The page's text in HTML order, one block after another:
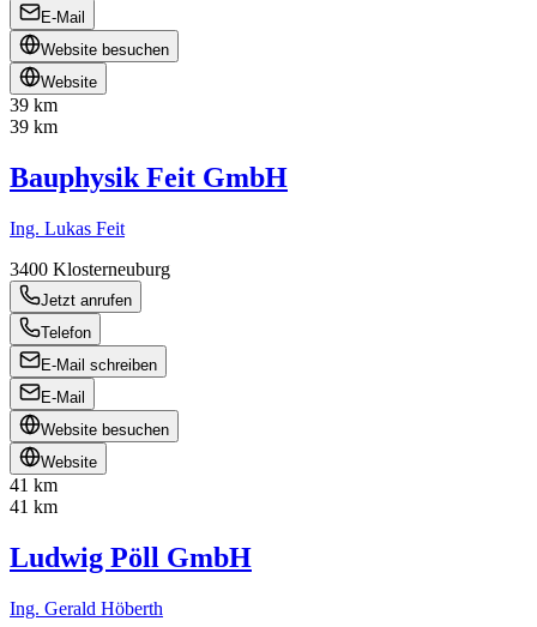
E-Mail
Website besuchen
Website
39 km
39 km
Bauphysik Feit GmbH
Ing. Lukas Feit
3400 Klosterneuburg
Jetzt anrufen
Telefon
E-Mail schreiben
E-Mail
Website besuchen
Website
41 km
41 km
Ludwig Pöll GmbH
Ing. Gerald Höberth